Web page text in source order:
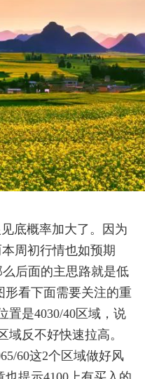
概率加大了。因为
周初行情也如预期
后面的主思路就是低
形看下面需要关注的重
置是4030/40区域，说
域反不好快速拉高。
60这2个区域做好风